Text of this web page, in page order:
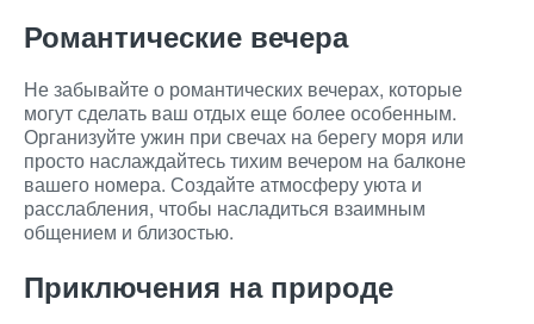
Романтические вечера
Не забывайте о романтических вечерах, которые
могут сделать ваш отдых еще более особенным.
Организуйте ужин при свечах на берегу моря или
просто наслаждайтесь тихим вечером на балконе
вашего номера. Создайте атмосферу уюта и
расслабления, чтобы насладиться взаимным
общением и близостью.
Приключения на природе